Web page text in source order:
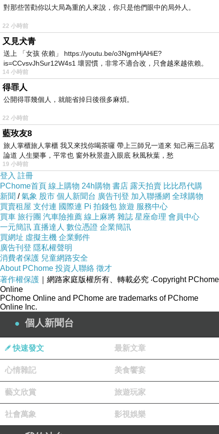
而且還要跑上跑下的 ...
我打算去上班
能每天上就每天上
假日也給它上下去
你們一定又會問我
他放假 ...我沒有要陪他嗎？
答案是: 是的！
原因嘛 ...
就是我不該在一直去他家打擾了 ... (幾乎每個禮
拜都去 ...)
對那些苦勸你以大局為重的人來說，你只是他們眼中的局外人。
22 小時前
又見犬青
送上 「女孩 依賴」 https://youtu.be/o3NgmHjAHiE?
is=CCvsvJhSur12W4s1 壞習慣，非常不適合改，只會越來越依賴。
我害怕的
14 小時前
得罪人
公開得罪幾個人，就能省掉日後很多麻煩。
22 小時前
藍玫友8
旅人掌櫃旅人掌櫃 我又來找你喝茶囉 帶上三師兄一道來 知己兩三品茗
論道 人生樂事，平常也 窗外秋景盡入眼底 秋風秋葉，愁
19 小時前
登入 註冊
PChome首頁 線上購物 24h購物 書店 露天拍賣 比比昂代購
新聞 /氣象 股市 個人新聞台 廣告刊登 加入聯播網 全球購物
買賣租屋 支付連 國際連 Pi 拍錢包 旅遊 服務中心
買車 旅行團 汽車險推薦 線上麻將 雜誌 星座命理 會員中心
一元簡訊 直播達人 數位憑證 企業簡訊
買網址 虛擬主機 企業郵件
廣告刊登 隱私權聲明
消費者保護 兒童網路安全
About PChome 投資人聯絡 徵才
著作權保護 ｜網路家庭版權所有、轉載必究 ‧Copyright PChome
Online
PChome Online and PChome are trademarks of PChome
Online Inc.
個人新聞台
快速發文 最新文章
心情雜記 美食饗宴
藝文欣賞 旅遊玩家
社會萬象 影視娛樂